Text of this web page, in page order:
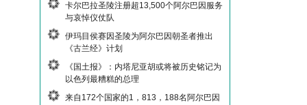
卡尔巴拉圣陵注册超13,500个阿尔巴因服务
与哀悼仪仗队
伊玛目侯赛因圣陵为阿尔巴因朝圣者推出
《古兰经》计划
《国土报》：内塔尼亚胡或将被历史铭记为
以色列最糟糕的总理
来自172个国家的1，813，188名阿尔巴因